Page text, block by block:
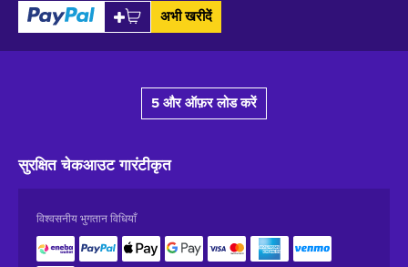
अभी खरीदें
5 और ऑफ़र लोड करें
सुरक्षित चेकआउटगारंटीकृत
विश्वसनीय भुगतान विधियाँ